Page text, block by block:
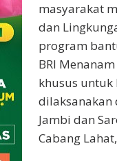
masyarakat
dan
program
BRI
khusus untuk
dilaksanakan
Jambi dan
Cabang